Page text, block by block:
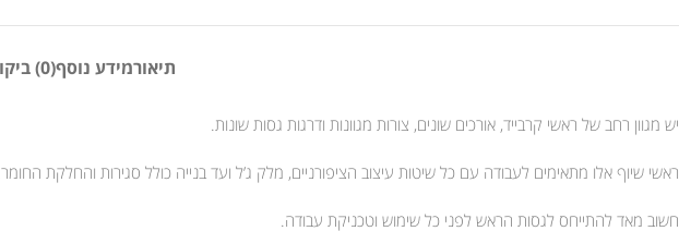
תיאורמידע נוסף(0) ביקורות
יש מגוון רחב של ראשי קרבייד, אורכים שונים, צורות מגוונות ודרגות גסות שונות.
ראשי שיוף אלו מתאימים לעבודה עם כל שיטות עיצוב הציפורניים, מלק ג’ל ועד בנייה כולל סגירות והחלקת החומר.
חשוב מאד להתייחס לגסות הראש לפני כל שימוש וטכניקת עבודה.